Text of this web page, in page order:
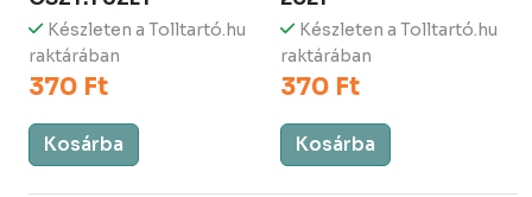
Készleten a Tolltartó.hu
raktárában
370 Ft
Kosárba
Készleten a Tolltartó.hu
raktárában
370 Ft
Kosárba